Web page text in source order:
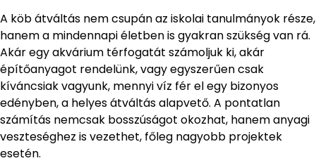
A köb átváltás nem csupán az iskolai tanulmányok része,
hanem a mindennapi életben is gyakran szükség van rá.
Akár egy akvárium térfogatát számoljuk ki, akár
építőanyagot rendelünk, vagy egyszerűen csak
kíváncsiak vagyunk, mennyi víz fér el egy bizonyos
edényben, a helyes átváltás alapvető. A pontatlan
számítás nemcsak bosszúságot okozhat, hanem anyagi
veszteséghez is vezethet, főleg nagyobb projektek
esetén.